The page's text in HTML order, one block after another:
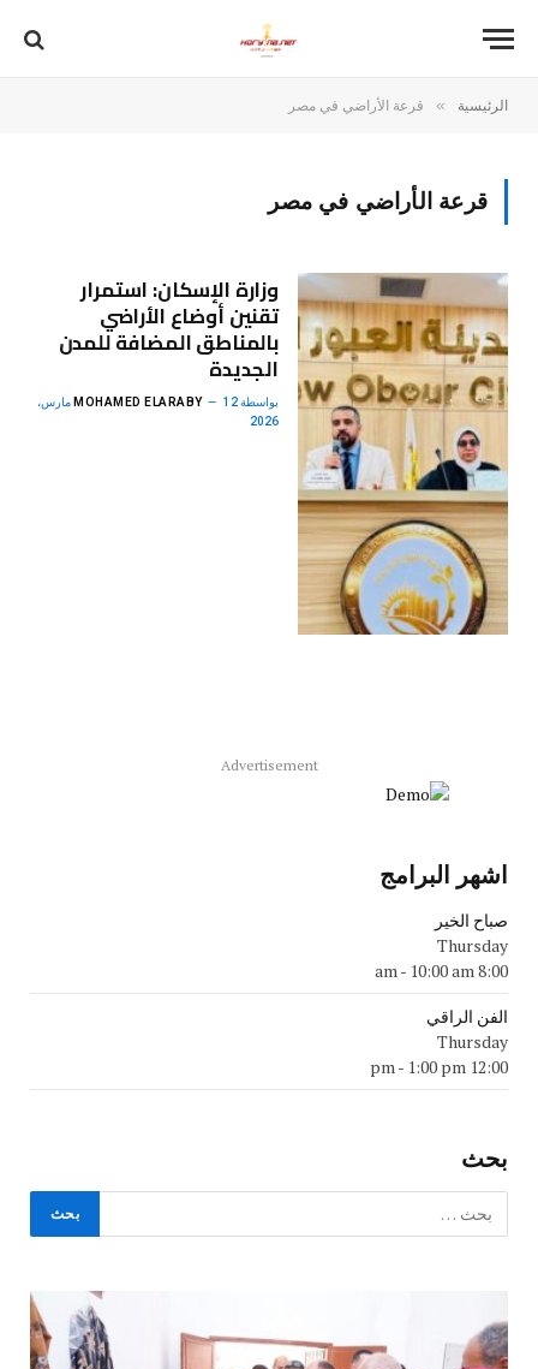
الرئيسية » قرعة الأراضي في مصر
قرعة الأراضي في مصر
وزارة الإسكان: استمرار
تقنين أوضاع الأراضي
بالمناطق المضافة للمدن
الجديدة
بواسطة MOHAMED ELARABY 12 مارس،
2026
Advertisement
اشهر البرامج
صباح الخير
Thursday
8:00 am
- 10:00 am
الفن الراقي
Thursday
12:00 pm
- 1:00 pm
بحث